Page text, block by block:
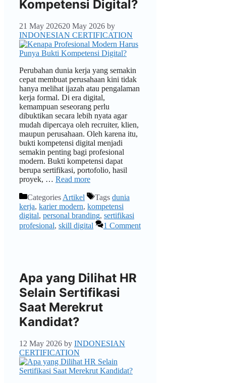
Kompetensi Digital?
21 May 202620 May 2026 by
INDONESIAN CERTIFICATION
Perubahan dunia kerja yang semakin
cepat membuat perusahaan kini tidak
hanya melihat ijazah atau pengalaman
kerja formal. Di era digital,
kemampuan seseorang perlu
dibuktikan secara lebih nyata agar
mudah dipercaya oleh recruiter, klien,
maupun perusahaan. Oleh karena itu,
bukti kompetensi digital menjadi
semakin penting bagi profesional
modern. Bukti kompetensi dapat
berupa sertifikasi, portofolio, hasil
proyek, … Read more
Categories Artikel Tags dunia
kerja, karier modern, kompetensi
digital, personal branding, sertifikasi
profesional, skill digital 1 Comment
Apa yang Dilihat HR
Selain Sertifikasi
Saat Merekrut
Kandidat?
12 May 2026 by INDONESIAN
CERTIFICATION